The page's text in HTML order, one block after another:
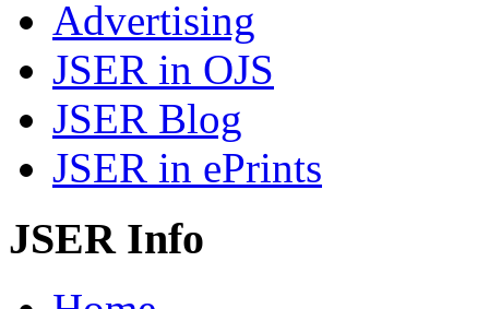
Advertising
JSER in OJS
JSER Blog
JSER in ePrints
JSER Info